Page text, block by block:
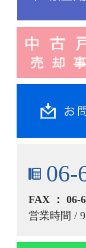
06-
FAX ： 06-
営業時間 /